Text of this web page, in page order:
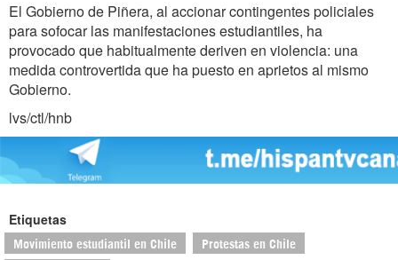
El Gobierno de Piñera, al accionar contingentes policiales
para sofocar las manifestaciones estudiantiles, ha
provocado que habitualmente deriven en violencia: una
medida controvertida que ha puesto en aprietos al mismo
Gobierno.
lvs/ctl/hnb
Etiquetas
Movimiento estudiantil en Chile Protestas en Chile